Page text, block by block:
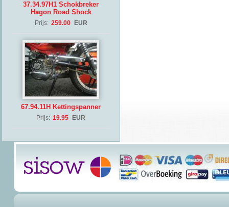
37.34.97H1 Schokbreker
Hagon Road Shock
Prijs: 259.00 EUR
67.94.11H Kettingspanner
Prijs: 19.95 EUR